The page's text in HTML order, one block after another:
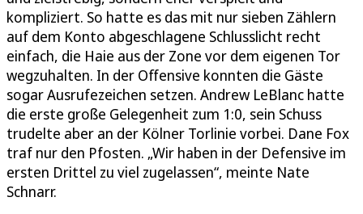
kompliziert. So hatte es das mit nur sieben Zählern
auf dem Konto abgeschlagene Schlusslicht recht
einfach, die Haie aus der Zone vor dem eigenen Tor
wegzuhalten. In der Offensive konnten die Gäste
sogar Ausrufezeichen setzen. Andrew LeBlanc hatte
die erste große Gelegenheit zum 1:0, sein Schuss
trudelte aber an der Kölner Torlinie vorbei. Dane Fox
traf nur den Pfosten. „Wir haben in der Defensive im
ersten Drittel zu viel zugelassen“, meinte Nate
Schnarr.